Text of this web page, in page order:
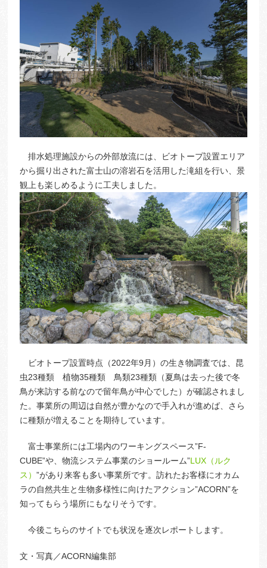
排水処理施設からの外部放流には、ビオトープ設置エリア
から掘り出された富士山の溶岩石を活用した滝組を行い、景
観上も楽しめるように工夫しました。
ビオトープ設置時点（2022年9月）の生き物調査では、昆
虫23種類 植物35種類 鳥類23種類（夏鳥は去った後で冬
鳥が来訪する前なので留年鳥が中心でした）が確認されまし
た。事業所の周辺は自然が豊かなので手入れが進めば、さら
に種類が増えることを期待しています。
富士事業所には工場内のワーキングスペース”F-
CUBE”や、物流システム事業のショールーム”LUX（ルク
ス）”があり来客も多い事業所です。訪れたお客様にオカム
ラの自然共生と生物多様性に向けたアクション”ACORN”を
知ってもらう場所にもなりそうです。
今後こちらのサイトでも状況を逐次レポートします。
文・写真／ACORN編集部